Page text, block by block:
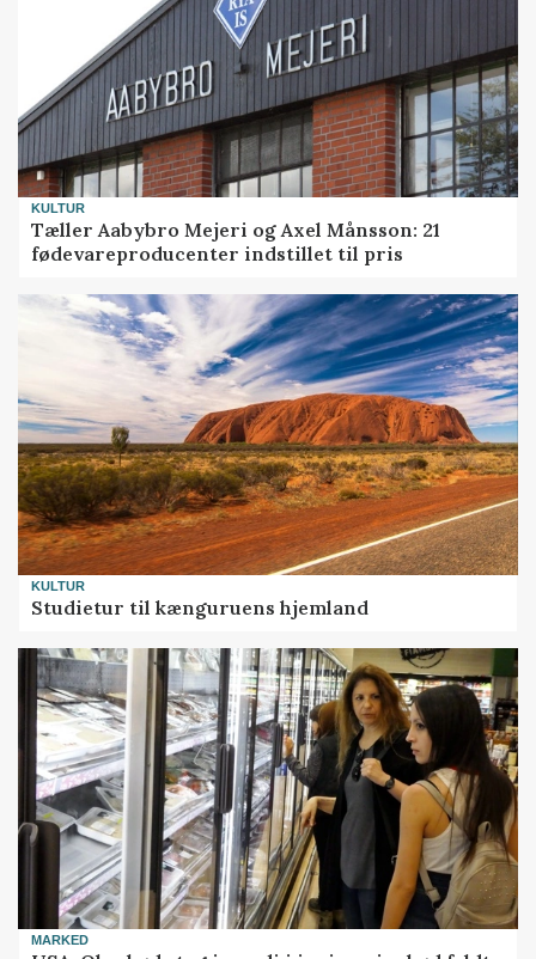
KULTUR
Tæller Aabybro Mejeri og Axel Månsson: 21
fødevareproducenter indstillet til pris
KULTUR
Studietur til kænguruens hjemland
MARKED